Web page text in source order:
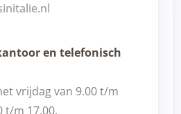
en telefonisch
vrijdag van 9.00 t/m
t/m 17.00.